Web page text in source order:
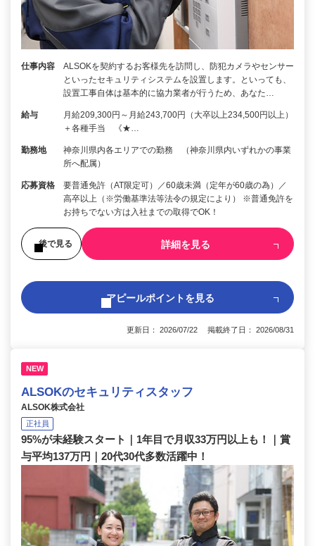
仕事内容
ALSOKを契約するお客様先を訪問し、防犯カメラやセンサー
といったセキュリティシステムを設置します。といっても、
設置工事自体は基本的に協力業者が行うため、あなた…
給与
月給209,300円～月給243,700円（大卒以上234,500円以上）
＋各種手当 《★…
勤務地
神奈川県内各エリアでの勤務 （神奈川県内いずれかの事業
所へ配属）
応募資格
要普通免許（AT限定可）／60歳未満（定年が60歳の為）／
高卒以上（※労働基準法等法令の規定により） ※普通免許を
お持ちでない方は入社までの取得でOK！
後で見る 詳細を見る
アピールポイントを見る
更新日： 2026/07/22 掲載終了日： 2026/08/31
NEW
ALSOKのセキュリティスタッフ
ALSOK株式会社
正社員
95%が未経験スタート｜1年目で月収33万円以上も！｜賞
与平均137万円｜20代30代多数活躍中！